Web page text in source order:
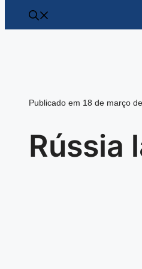
Publicado em 18 de março
Rússia